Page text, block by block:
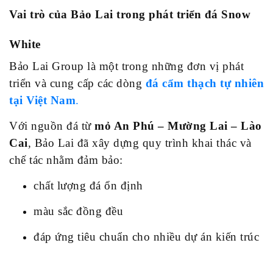
Vai trò của Bảo Lai trong phát triển đá Snow
White
Bảo Lai Group là một trong những đơn vị phát
triển và cung cấp các dòng đá cẩm thạch tự nhiên
tại Việt Nam.
Với nguồn đá từ mỏ An Phú – Mường Lai – Lào
Cai, Bảo Lai đã xây dựng quy trình khai thác và
chế tác nhằm đảm bảo:
chất lượng đá ổn định
màu sắc đồng đều
đáp ứng tiêu chuẩn cho nhiều dự án kiến trúc